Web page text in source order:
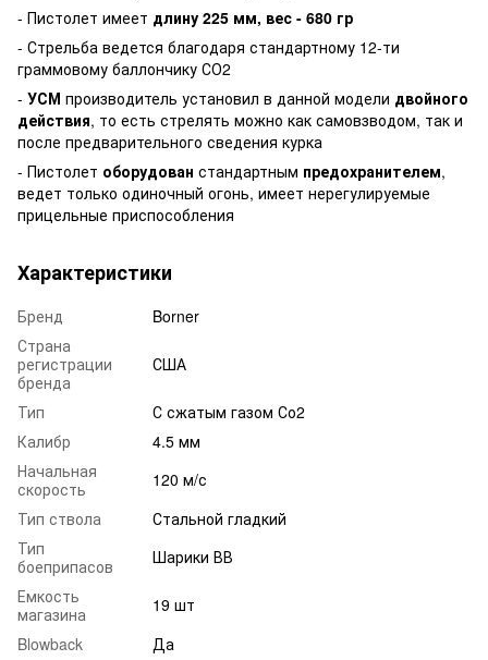
- Пистолет имеет длину 225 мм, вес - 680 гр
- Стрельба ведется благодаря стандартному 12-ти
граммовому баллончику СО2
- УСМ производитель установил в данной модели двойного
действия, то есть стрелять можно как самовзводом, так и
после предварительного сведения курка
- Пистолет оборудован стандартным предохранителем,
ведет только одиночный огонь, имеет нерегулируемые
прицельные приспособления
Характеристики
Бренд
Borner
Страна
регистрации
бренда
США
Тип
С сжатым газом Со2
Калибр
4.5 мм
Начальная
скорость
120 м/с
Тип ствола
Стальной гладкий
Тип
боеприпасов
Шарики ВВ
Емкость
магазина
19 шт
Blowback
Да